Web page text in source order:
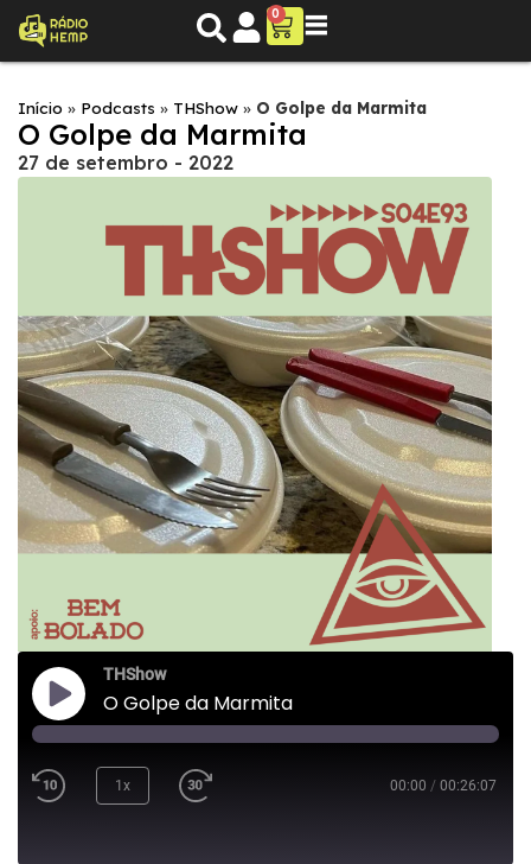
0
Início » Podcasts » THShow » O Golpe da Marmita
O Golpe da Marmita
27 de setembro - 2022
THShow
O Golpe da Marmita
1x 00:00 / 00:26:07